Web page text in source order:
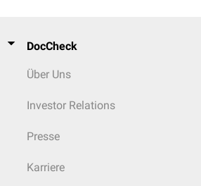
DocCheck
Über Uns
Investor Relations
Presse
Karriere